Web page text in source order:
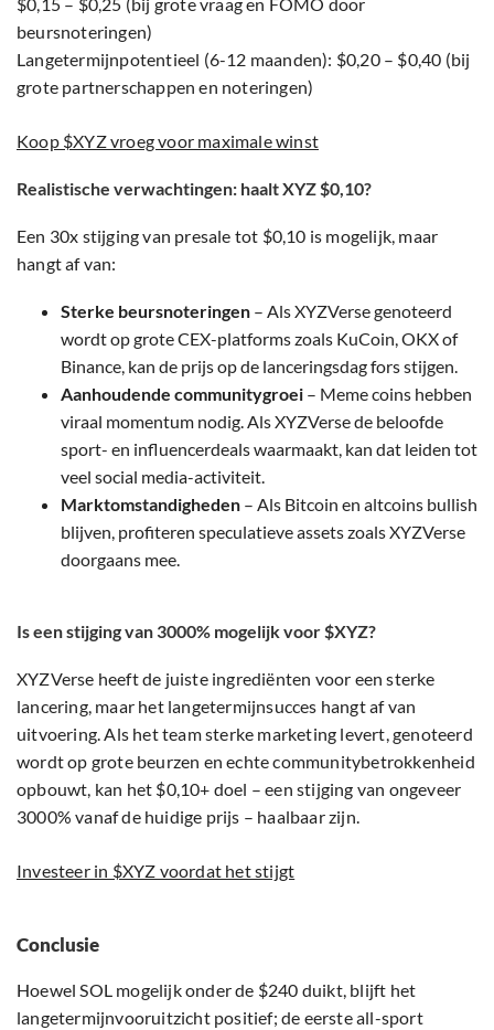
beursnoteringen)
Langetermijnpotentieel (6-12 maanden): $0,20 – $0,40 (bij
grote partnerschappen en noteringen)
Koop $XYZ vroeg voor maximale winst
Realistische verwachtingen: haalt XYZ $0,10?
Een 30x stijging van presale tot $0,10 is mogelijk, maar
hangt af van:
Sterke beursnoteringen – Als XYZVerse genoteerd
wordt op grote CEX-platforms zoals KuCoin, OKX of
Binance, kan de prijs op de lanceringsdag fors stijgen.
Aanhoudende communitygroei – Meme coins hebben
viraal momentum nodig. Als XYZVerse de beloofde
sport- en influencerdeals waarmaakt, kan dat leiden tot
veel social media-activiteit.
Marktomstandigheden – Als Bitcoin en altcoins bullish
blijven, profiteren speculatieve assets zoals XYZVerse
doorgaans mee.
Is een stijging van 3000% mogelijk voor $XYZ?
XYZVerse heeft de juiste ingrediënten voor een sterke
lancering, maar het langetermijnsucces hangt af van
uitvoering. Als het team sterke marketing levert, genoteerd
wordt op grote beurzen en echte communitybetrokkenheid
opbouwt, kan het $0,10+ doel – een stijging van ongeveer
3000% vanaf de huidige prijs – haalbaar zijn.
Investeer in $XYZ voordat het stijgt
Conclusie
Hoewel SOL mogelijk onder de $240 duikt, blijft het
langetermijnvooruitzicht positief; de eerste all-sport